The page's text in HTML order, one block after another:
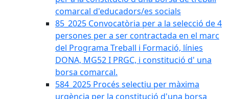
comarcal d'educadors/es socials
85_2025 Convocatòria per a la selecció de 4
persones per a ser contractada en el marc
del Programa Treball i Formació, línies
DONA, MG52 I PRGC, i constitució d' una
borsa comarcal.
584_2025 Procés selectiu per màxima
urgència per la constitució d'una borsa